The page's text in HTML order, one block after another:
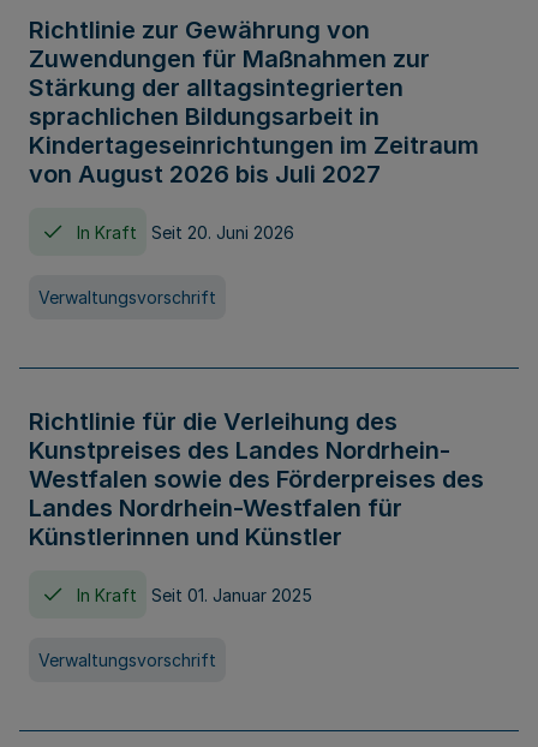
Richtlinie zur Gewährung von
Zuwendungen für Maßnahmen zur
Stärkung der alltagsintegrierten
sprachlichen Bildungsarbeit in
Kindertageseinrichtungen im Zeitraum
von August 2026 bis Juli 2027
In Kraft Seit 20. Juni 2026
Verwaltungsvorschrift
Richtlinie für die Verleihung des
Kunstpreises des Landes Nordrhein-
Westfalen sowie des Förderpreises des
Landes Nordrhein-Westfalen für
Künstlerinnen und Künstler
In Kraft Seit 01. Januar 2025
Verwaltungsvorschrift